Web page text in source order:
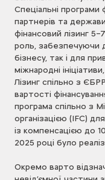
Спеціальні програми
партнерів та
фінансовий лізинг
роль, забезпечуючи
бізнесу, так і для
міжнародні
Лізинг спільно з
вартості
програма спільно з
організацією (IFС)
із компенсацією до
2025 році було
Окремо варто